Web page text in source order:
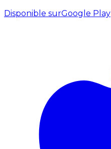
Disponible surGoogle Play